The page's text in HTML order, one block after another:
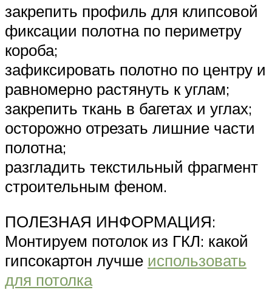
закрепить профиль для клипсовой
фиксации полотна по периметру
короба;
зафиксировать полотно по центру и
равномерно растянуть к углам;
закрепить ткань в багетах и углах;
осторожно отрезать лишние части
полотна;
разгладить текстильный фрагмент
строительным феном.
ПОЛЕЗНАЯ ИНФОРМАЦИЯ:
Монтируем потолок из ГКЛ: какой
гипсокартон лучше использовать
для потолка